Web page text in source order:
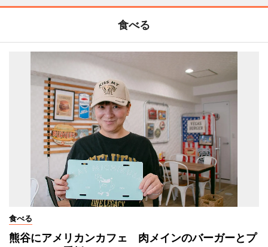
食べる
食べる
熊谷にアメリカンカフェ 肉メインのバーガーとプ